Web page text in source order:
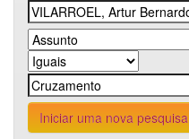
Iniciar uma nova pesquisa